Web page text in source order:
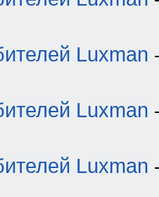
Luxman
Luxman
Luxman